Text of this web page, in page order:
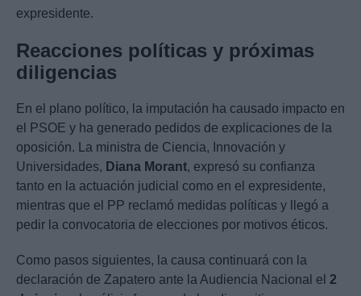
expresidente.
Reacciones políticas y próximas
diligencias
En el plano político, la imputación ha causado impacto en
el PSOE y ha generado pedidos de explicaciones de la
oposición. La ministra de Ciencia, Innovación y
Universidades, Diana Morant, expresó su confianza
tanto en la actuación judicial como en el expresidente,
mientras que el PP reclamó medidas políticas y llegó a
pedir la convocatoria de elecciones por motivos éticos.
Como pasos siguientes, la causa continuará con la
declaración de Zapatero ante la Audiencia Nacional el 2